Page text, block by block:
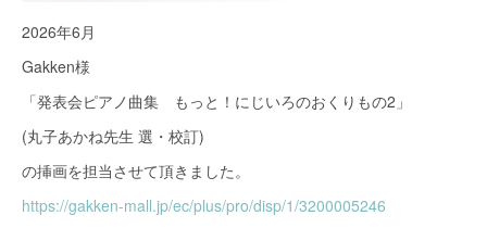
2026年6月
Gakken様
「発表会ピアノ曲集 もっと！にじいろのおくりもの2」
(丸子あかね先生 選・校訂)
の挿画を担当させて頂きました。
https://gakken-mall.jp/ec/plus/pro/disp/1/3200005246